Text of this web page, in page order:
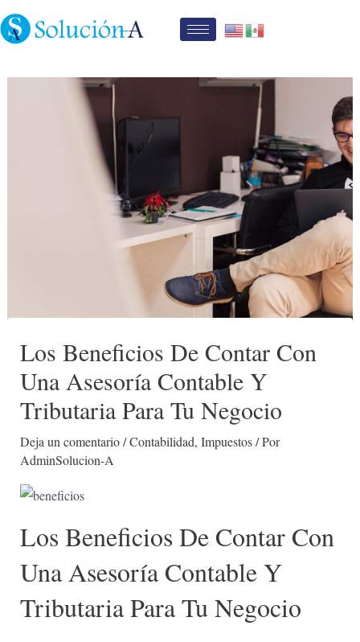
al
Los Beneficios De Contar Con
Una Asesoría Contable Y
Tributaria Para Tu Negocio
Deja un comentario /Contabilidad, Impuestos/ Por
AdminSolucion-A
Los Beneficios De Contar Con
Una⁣ Asesoría Contable Y
Tributaria Para Tu Negocio